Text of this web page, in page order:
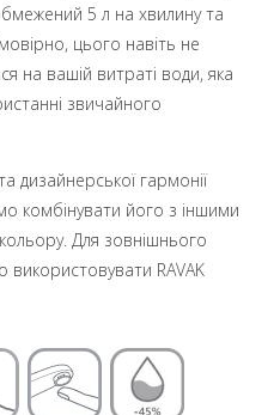
5 л на хвилину та
цього навіть не
на вашій витраті води, яка
звичайного
дизайнерської гармонії
комбінувати його з іншими
Для зовнішнього
RAVAK